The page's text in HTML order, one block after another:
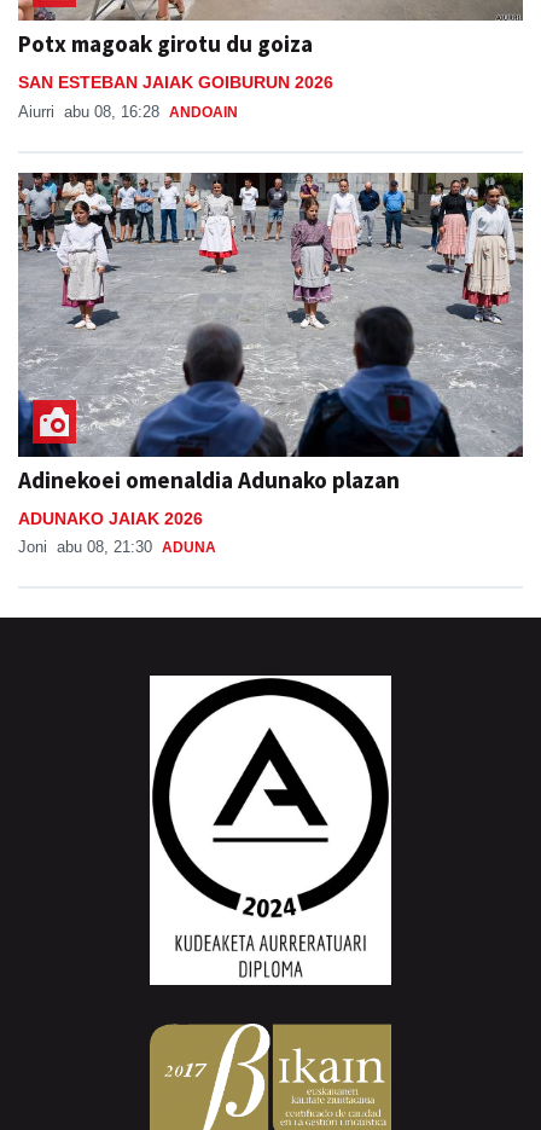
Potx magoak girotu du goiza
SAN ESTEBAN JAIAK GOIBURUN 2026
Aiurri abu 08, 16:28 ANDOAIN
Adinekoei omenaldia Adunako plazan
ADUNAKO JAIAK 2026
Joni abu 08, 21:30 ADUNA